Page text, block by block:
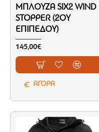
ΜΠΛΟΎΖΑ SIX2 WIND
STOPPER (2ΟΥ
ΕΠΙΠΈΔΟΥ)
145,00€
ΑΓΟΡΑ